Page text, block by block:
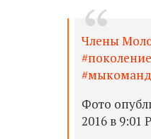
Члены
Фото
2016 в 9:01